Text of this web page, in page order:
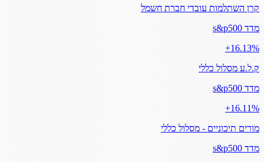
קרן השתלמות עובדי חברת חשמל
מדד s&p500
‎+16.13%
ק.ל.ע מסלול כללי
מדד s&p500
‎+16.11%
מורים תיכוניים - מסלול כללי
מדד s&p500